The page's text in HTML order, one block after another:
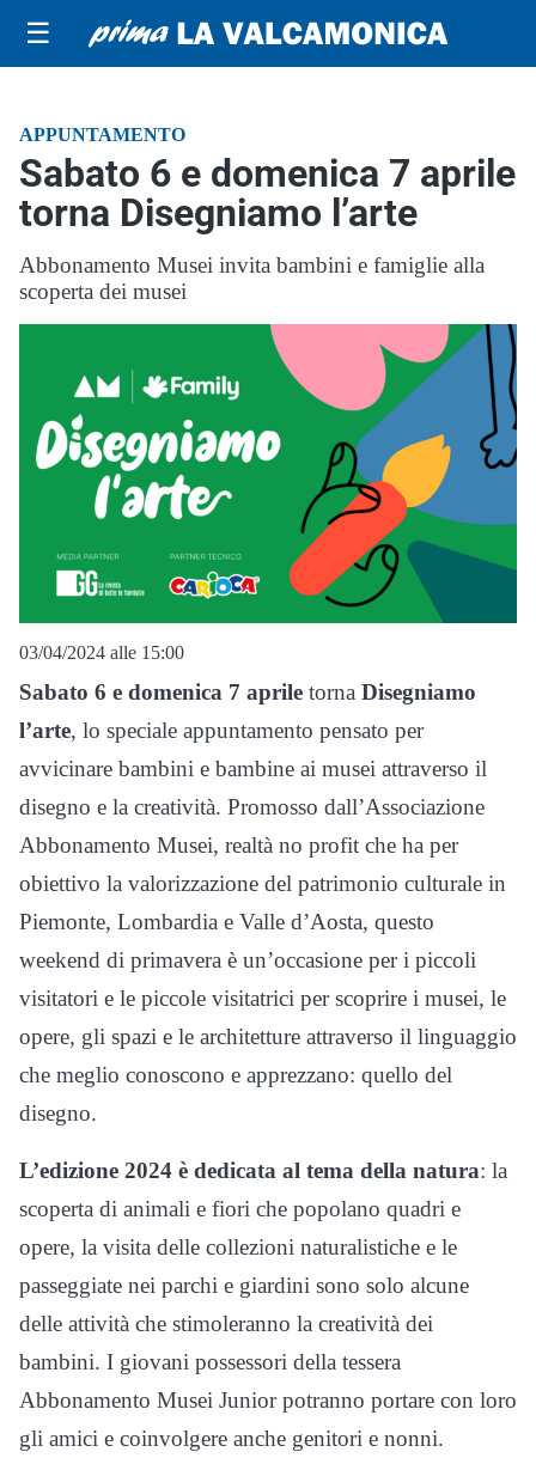
☰
APPUNTAMENTO
Sabato 6 e domenica 7 aprile
torna Disegniamo l’arte
Abbonamento Musei invita bambini e famiglie alla
scoperta dei musei
03/04/2024 alle 15:00
Sabato 6 e domenica 7 aprile torna Disegniamo
l’arte, lo speciale appuntamento pensato per
avvicinare bambini e bambine ai musei attraverso il
disegno e la creatività. Promosso dall’Associazione
Abbonamento Musei, realtà no profit che ha per
obiettivo la valorizzazione del patrimonio culturale in
Piemonte, Lombardia e Valle d’Aosta, questo
weekend di primavera è un’occasione per i piccoli
visitatori e le piccole visitatrici per scoprire i musei, le
opere, gli spazi e le architetture attraverso il linguaggio
che meglio conoscono e apprezzano: quello del
disegno.
L’edizione 2024 è dedicata al tema della natura: la
scoperta di animali e fiori che popolano quadri e
opere, la visita delle collezioni naturalistiche e le
passeggiate nei parchi e giardini sono solo alcune
delle attività che stimoleranno la creatività dei
bambini. I giovani possessori della tessera
Abbonamento Musei Junior potranno portare con loro
gli amici e coinvolgere anche genitori e nonni.